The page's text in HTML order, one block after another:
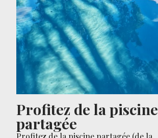
Profitez de la piscine
partagée